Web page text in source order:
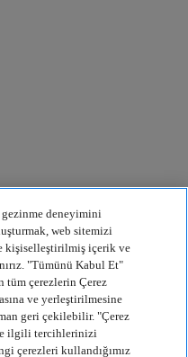
deneyimini
web sitemizi
kişiselleştirilmiş içerik ve
"Tümünü Kabul Et"
tüm çerezlerin Çerez
ve yerleştirilmesine
geri çekilebilir. "Çerez
ilgili tercihlerinizi
çerezleri kullandığımız